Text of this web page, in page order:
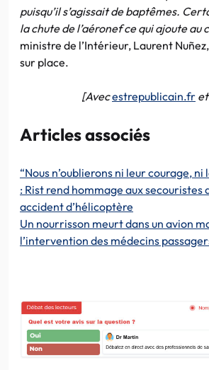
puisqu’il s’agissait de baptêmes.
la chute de l’aéronef ce qui ajoute au
ministre de l’Intérieur, Laurent Nuñez,
sur place.
[Avecestrepublicain.fr et
Articles associés
“Nous n’oublierons ni leur courage,
: Rist rend hommage aux secouristes
accident d’hélicoptère
Un nourrisson meurt dans un avion
l’intervention des médecins